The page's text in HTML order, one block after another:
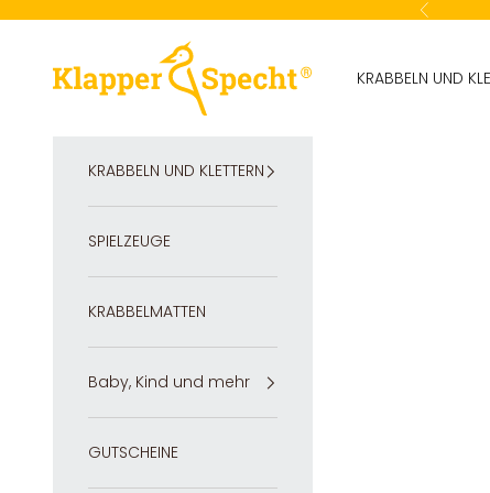
Zurück
Klapperspecht GmbH
KRABBELN UND
KRABBELN UND KLETTERN
SPIELZEUGE
KRABBELMATTEN
Baby, Kind und mehr
GUTSCHEINE